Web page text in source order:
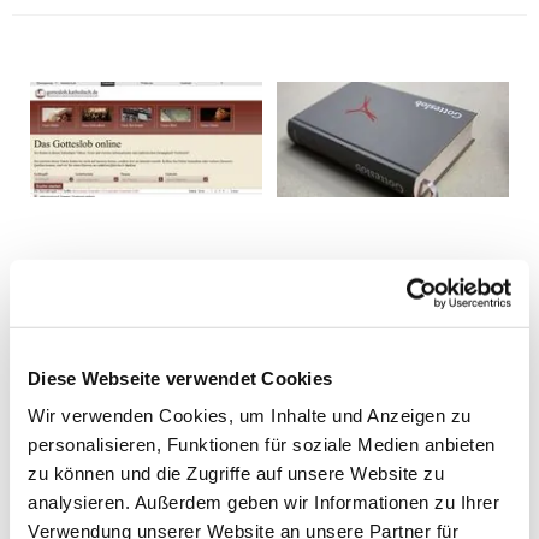
Diese Webseite verwendet Cookies
Wir verwenden Cookies, um Inhalte und Anzeigen zu
personalisieren, Funktionen für soziale Medien anbieten
zu können und die Zugriffe auf unsere Website zu
analysieren. Außerdem geben wir Informationen zu Ihrer
Verwendung unserer Website an unsere Partner für